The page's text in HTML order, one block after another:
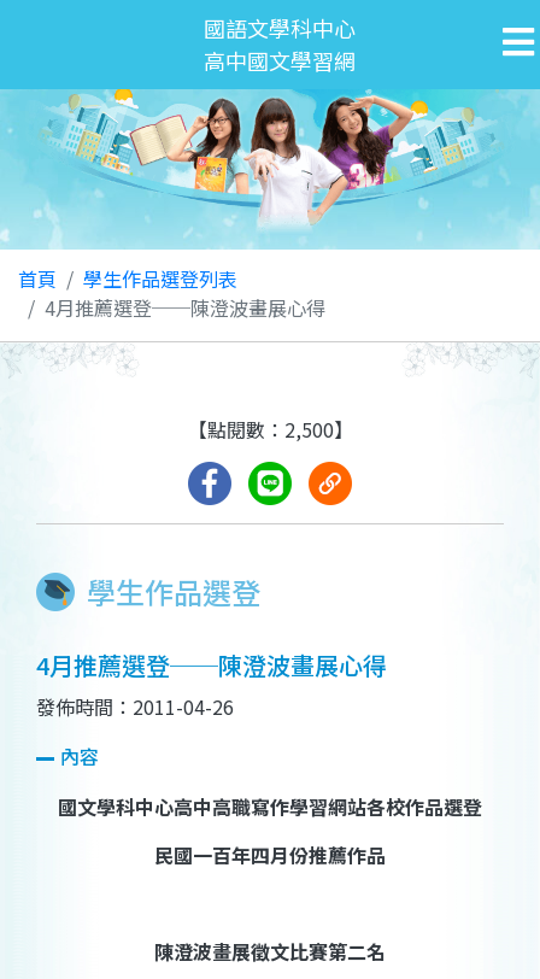
國語文學科中心
高中國文學習網
首頁
學生作品選登列表
4月推薦選登──陳澄波畫展心得
學生作品選登
【點閱數：2,500】
4月推薦選登──陳澄波畫展心得
發佈時間：2011-04-26
內容
國文學科中心高中高職寫作學習網站各校作品選登
民國一百年四月份推薦作品
陳澄波畫展徵文比賽第二名